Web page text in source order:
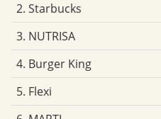
2. Starbucks
3. NUTRISA
4. Burger King
5. Flexi